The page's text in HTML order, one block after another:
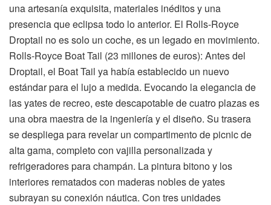
una artesanía exquisita, materiales inéditos y una
presencia que eclipsa todo lo anterior. El Rolls-Royce
Droptail no es solo un coche, es un legado en movimiento.
Rolls-Royce Boat Tail (23 millones de euros): Antes del
Droptail, el Boat Tail ya había establecido un nuevo
estándar para el lujo a medida. Evocando la elegancia de
las yates de recreo, este descapotable de cuatro plazas es
una obra maestra de la ingeniería y el diseño. Su trasera
se despliega para revelar un compartimento de picnic de
alta gama, completo con vajilla personalizada y
refrigeradores para champán. La pintura bitono y los
interiores rematados con maderas nobles de yates
subrayan su conexión náutica. Con tres unidades